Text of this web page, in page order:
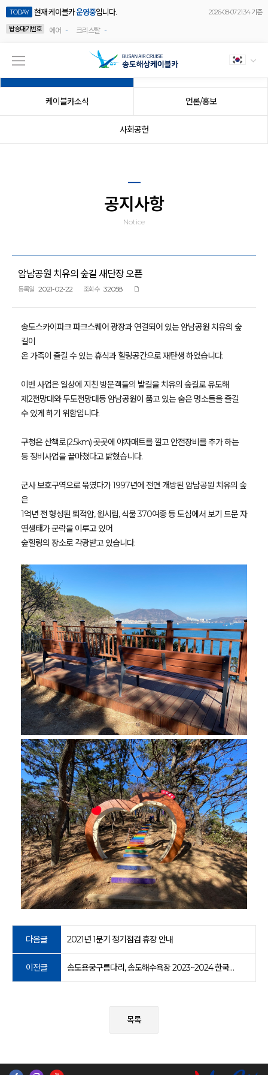
TODAY 현재 케이블카운영중입니다.
2026-08-07 21:34 기준
탑승대기번호
에어 - 크리스탈 -
케이블카소식 언론/홍보
사회공헌
공지사항
Notice
암남공원 치유의 숲길 새단장 오픈
등록일 2021-02-22 조회수 32058
송도스카이파크 파크스퀘어 광장과 연결되어 있는 암남공원 치유의 숲
길이
온 가족이 즐길 수 있는 휴식과 힐링공간으로 재탄생 하였습니다.
이번 사업은 일상에 지친 방문객들의 발길을 치유의 숲길로 유도해
제2전망대와 두도전망대등 암남공원이 품고 있는 숨은 명소들을 즐길
수 있게 하기 위함입니다.
구청은 산책로(2.5km) 곳곳에 야자매트를 깔고 안전장비를 추가 하는
등 정비사업을 끝마쳤다고 밝혔습니다.
군사 보호구역으로 묶였다가 1997년에 전면 개방된 암남공원 치유의 숲
은
1억년 전 형성된 퇴적암, 원시림, 식물 370여종 등 도심에서 보기 드문 자
연생태가 군락을 이루고 있어
숲힐링의 장소로 각광받고 있습니다.
다음글 2021년 1분기 정기점검 휴장 안내
이전글 송도용궁구름다리, 송도해수욕장 2023~2024 한국관광 100선 선정
목록